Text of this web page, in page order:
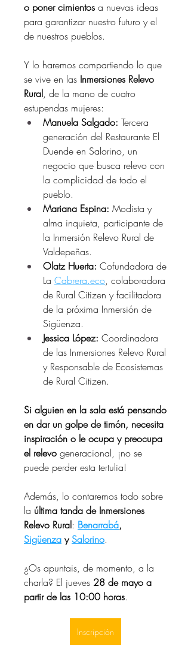
o poner cimientos a nuevas ideas
para garantizar nuestro futuro y el
de nuestros pueblos.
Y lo haremos compartiendo lo que
se vive en las Inmersiones Relevo
Rural, de la mano de cuatro
estupendas mujeres:
Manuela Salgado: Tercera
generación del Restaurante El
Duende en Salorino, un
negocio que busca relevo con
la complicidad de todo el
pueblo.
Mariana Espina: Modista y
alma inquieta, participante de
la Inmersión Relevo Rural de
Valdepeñas.
Olatz Huerta: Cofundadora de
La Cabrera.eco, colaboradora
de Rural Citizen y facilitadora
de la próxima Inmersión de
Sigüenza.
Jessica López: Coordinadora
de las Inmersiones Relevo Rural
y Responsable de Ecosistemas
de Rural Citizen.
Si alguien en la sala está pensando
en dar un golpe de timón, necesita
inspiración o le ocupa y preocupa
el relevo generacional, ¡no se
puede perder esta tertulia!
Además, lo contaremos todo sobre
la última tanda de Inmersiones
Relevo Rural: Benarrabá
Sigüenza y Salorino.
¿Os apuntais, de momento, a la
charla? El jueves 28 de mayo a
partir de las 10:00 horas.
Inscripción